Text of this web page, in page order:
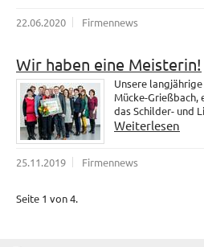
22.06.2020 Firmennews
Wir haben eine Meisterin!
Unsere
Mücke-
das Schilder- und
Weiterlesen
25.11.2019 Firmennews
Seite 1 von 4.